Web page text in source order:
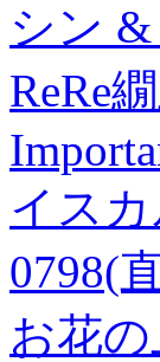
シン
ReRe
イス
0798(
お花の